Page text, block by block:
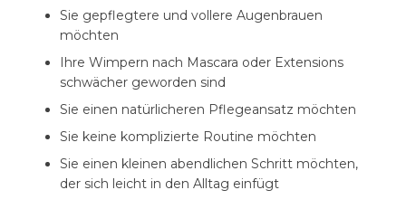
Sie gepflegtere und vollere Augenbrauen
möchten
Ihre Wimpern nach Mascara oder Extensions
schwächer geworden sind
Sie einen natürlicheren Pflegeansatz möchten
Sie keine komplizierte Routine möchten
Sie einen kleinen abendlichen Schritt möchten,
der sich leicht in den Alltag einfügt